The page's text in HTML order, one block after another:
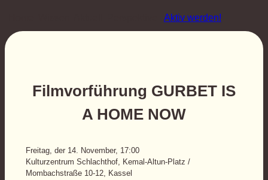
Aktiv werden!
Filmvorführung GURBET IS
A HOME NOW
Freitag, der 14. November, 17:00
Kulturzentrum Schlachthof, Kemal-Altun-Platz /
Mombachstraße 10-12, Kassel